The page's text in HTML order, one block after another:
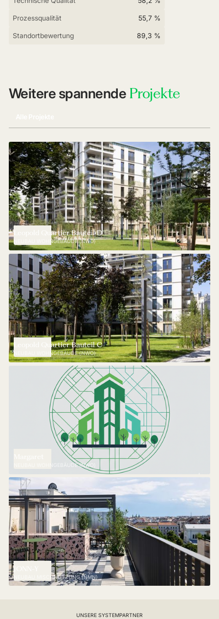
Prozessqualität 55,7 %
Standortbewertung 89,3 %
Weitere spannende Projekte
Leopold Quartier Bauteil D
NEUBAU WOHNGEBÄUDE (NWO)
Leopold Quartier Bauteil C
NEUBAU WOHNGEBÄUDE (NWO)
NEUBAU WOHNGEBÄUDE (NWO)
NEUBAU MISCHNUTZUNG (NMN)
UNSERE SYSTEMPARTNER